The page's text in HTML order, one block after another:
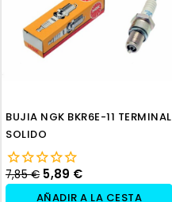
BUJIA NGK BKR6E-11 TERMINAL
SOLIDO
7,85 € 5,89 €
AÑADIR A LA CESTA